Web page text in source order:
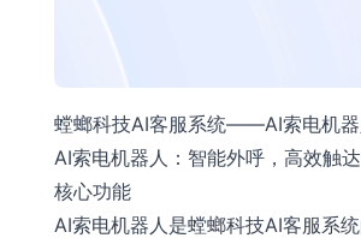
螳螂科技AI客服系统——AI索电机器
AI索电机器人：智能外呼，高效触达
核心功能
AI索电机器人是螳螂科技AI客服系